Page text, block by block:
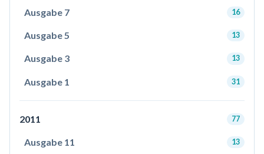
Ausgabe 7 16
Ausgabe 5 13
Ausgabe 3 13
Ausgabe 1 31
2011 77
Ausgabe 11 13